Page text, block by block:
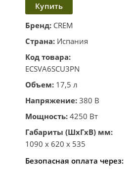
в
корзину
Купить
в один
клик
Бренд: CREM
Страна: Испания
Код товара:
ECSVA6SCU3PN
Объем: 17,5 л
Напряжение: 380 В
Мощность: 4250 Вт
Габариты (ШхГхВ) мм:
1090 x 620 x 535
Безопасная оплата через: